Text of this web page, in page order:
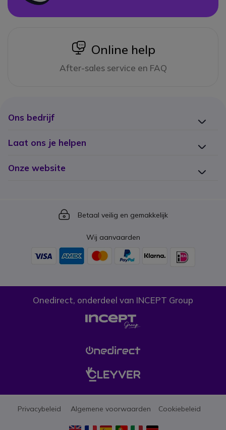
icon
Online help
After-sales service en FAQ
Ons bedrijf
Laat ons je helpen
Onze website
Icon
Betaal veilig en gemakkelijk
Wij aanvaarden
Onedirect, onderdeel van INCEPT Group
Privacybeleid Algemene voorwaarden Cookiebeleid